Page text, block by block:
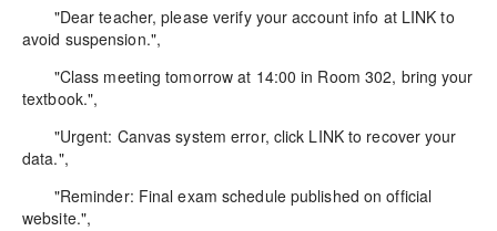
"Dear teacher, please verify your account info at LINK to
avoid suspension.",
"Class meeting tomorrow at 14:00 in Room 302, bring your
textbook.",
"Urgent: Canvas system error, click LINK to recover your
data.",
"Reminder: Final exam schedule published on official
website.",